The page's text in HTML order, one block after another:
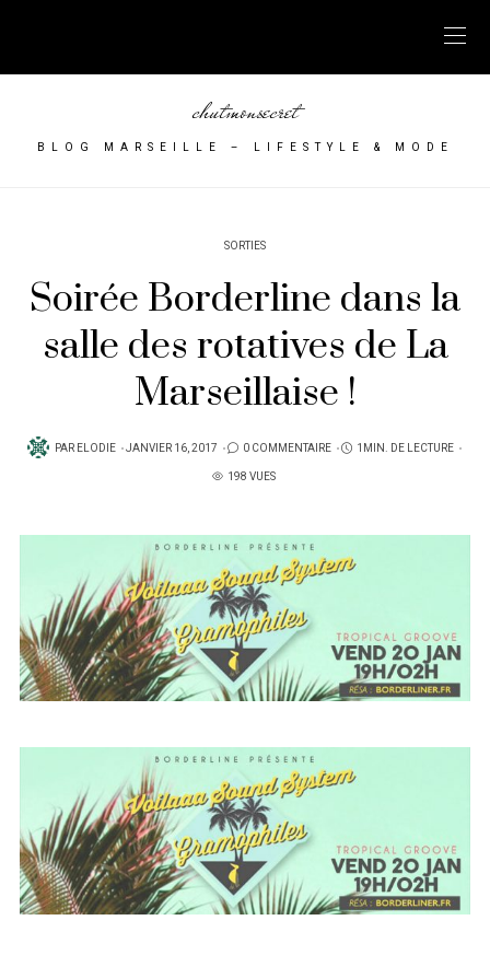
chutmonsecret
BLOG MARSEILLE – LIFESTYLE & MODE
SORTIES
Soirée Borderline dans la
salle des rotatives de La
Marseillaise !
PAR ELODIE
PUBLIÉ
JANVIER 16, 2017 0 COMMENTAIRE
1MIN. DE LECTURE
198 VUES